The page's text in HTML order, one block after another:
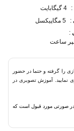
:
4 گیگابایت
: 5 مگاپیکسل
:
را گرفته و حتما در حضور
خود فعالسازی نمایید. آموزش تصویری در
در صورتی مورد قبول است که